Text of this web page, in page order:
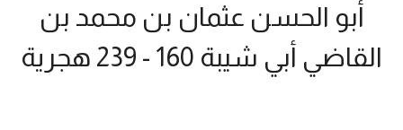
أبو الحسن عثمان بن محمد بن
القاضي أبي شيبة 160 - 239 هجرية